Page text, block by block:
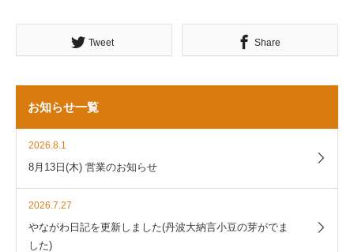
Tweet Share
お知らせ一覧
2026.8.1
8月13日(木) 営業のお知らせ
2026.7.27
やながわ日記を更新しました(丹波大納言小豆の芽がでま
した)